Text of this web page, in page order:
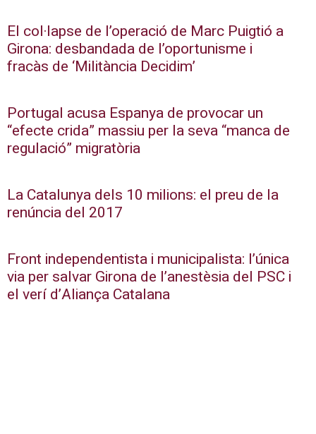
El col·lapse de l’operació de Marc Puigtió a
Girona: desbandada de l’oportunisme i
fracàs de ‘Militància Decidim’
Portugal acusa Espanya de provocar un
“efecte crida” massiu per la seva “manca de
regulació” migratòria
La Catalunya dels 10 milions: el preu de la
renúncia del 2017
Front independentista i municipalista: l’única
via per salvar Girona de l’anestèsia del PSC i
el verí d’Aliança Catalana